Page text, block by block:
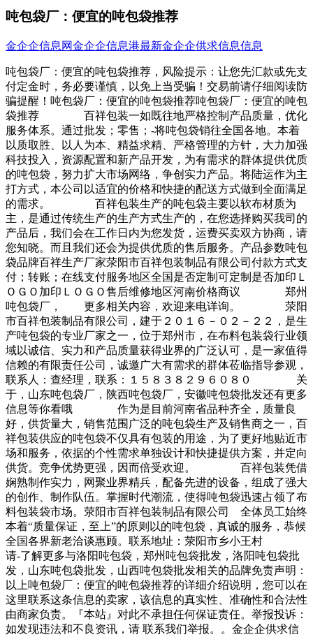
吨包袋厂：便宜的吨包袋推荐
金企企信息网金企企信息港最新金企企供求信息信息
吨包袋厂：便宜的吨包袋推荐，风险提示：让您先汇款或先支
付定金时，务必要谨慎，以免上当受骗！交易前请仔细阅读防
骗提醒！吨包袋厂：便宜的吨包袋推荐吨包袋厂：便宜的吨包
袋推荐 百祥包装一如既往地严格控制产品质量，优化
服务体系。通过批发；零售；-将吨包袋销往全国各地。本着
以质取胜、以人为本、精益求精、严格管理的方针，大力加强
科技投入，资源配置和新产品开发，为有需求的群体提供优质
的吨包袋，努力扩大市场网络，争创实力产品。将陆运作为主
打方式，本公司以适宜的价格和快捷的配送方式做到全面满足
的需求。 百祥包装生产的吨包袋主要以软布材质为
主，是通过传统生产的生产方式生产的，在您选择购买我司的
产品后，我们会在工作日内为您发货，运费买卖双方协商，请
您知晓。而且我们还会为提供优质的售后服务。产品参数吨包
袋品牌百祥生产厂家荥阳市百祥包装制品有限公司付款方式支
付；转账；在线支付服务地区全国是否定制可定制是否加印Ｌ
ＯＧＯ加印ＬＯＧＯ售后维修地区河南价格商议 郑州
吨包袋厂， 更多相关内容，欢迎来电详询。 荥阳
市百祥包装制品有限公司，建于２０１６－０２－２２，是生
产吨包袋的专业厂家之一，位于郑州市，在布料包装袋行业领
域以诚信、实力和产品质量获得业界的广泛认可，是一家值得
信赖的有限责任公司，诚邀广大有需求的群体莅临指导参观，
联系人：查经理，联系：１５８３８２９６０８０ 关
于，山东吨包袋厂，陕西吨包袋厂，安徽吨包袋批发还有更多
信息等你看哦 作为是目前河南省品种齐全，质量良
好，供货量大，销售范围广泛的吨包袋生产及销售商之一，百
祥包装供应的吨包袋不仅具有包装的用途，为了更好地贴近市
场和服务，依据的个性需求单独设计和快捷提供方案，并定向
供货。竞争优势更强，因而倍受欢迎。 百祥包装凭借
娴熟制作实力，网聚业界精兵，配备先进的设备，组成了强大
的创作、制作队伍。掌握时代潮流，使得吨包袋迅速占领了布
料包装袋市场。荥阳市百祥包装制品有限公司 全体员工始终
本着“质量保证，至上”的原则以的吨包袋，真诚的服务，恭候
全国各界新老洽谈惠顾。联系地址：荥阳市乡小王村
请-了解更多与洛阳吨包袋，郑州吨包袋批发，洛阳吨包袋批
发，山东吨包袋批发，山西吨包袋批发相关的品牌免责声明：
以上吨包袋厂：便宜的吨包袋推荐的详细介绍说明，您可以在
这里联系这条信息的卖家，该信息的真实性、准确性和合法性
由商家负责。『本站』对此不承担任何保证责任。举报投诉：
如发现违法和不良资讯，请 联系我们举报。。金企企供求信